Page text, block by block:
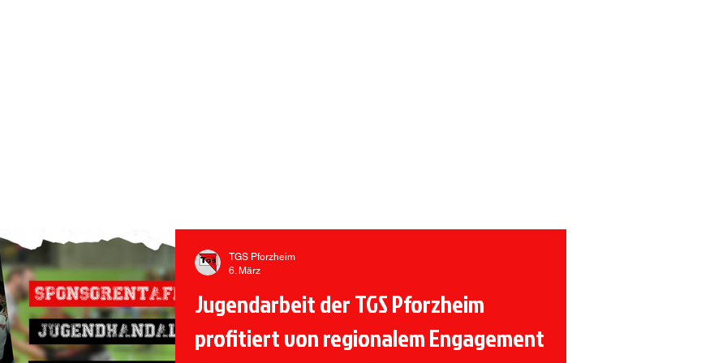
Jugendarbeit der TGS Pforzheim
profitiert von regionalem Engagement
TGS Pforzheim
6. März